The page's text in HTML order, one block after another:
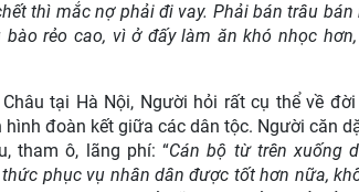
thì mắc nợ phải đi vay. Phải bán trâu
rẻo cao, vì ở đấy làm ăn khó nhọc
tại Hà Nội, Người hỏi rất cụ thể về
đoàn kết giữa các dân tộc. Người căn
tham ô, lãng phí: “Cán bộ từ trên xuống
phục vụ nhân dân được tốt hơn nữa,